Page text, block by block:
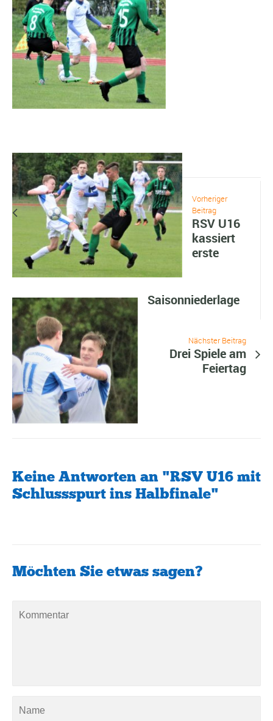
Vorheriger
Beitrag
RSV U16
kassiert
erste
Saisonniederlage
Nächster Beitrag
Drei Spiele am
Feiertag
Keine Antworten an "RSV U16 mit
Schlussspurt ins Halbfinale"
Möchten Sie etwas sagen?